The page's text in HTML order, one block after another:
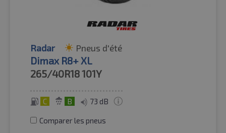
Radar Pneus d'été
Dimax R8+ XL
265/40R18101Y
C B 73 dB
Comparer les pneus